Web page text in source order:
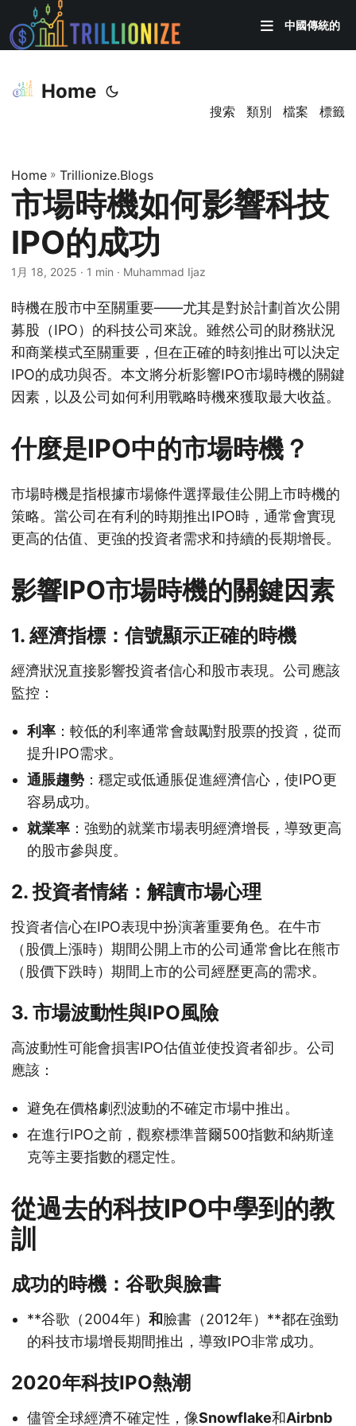
中國傳統的
Home
搜索 類別 檔案 標籤
Home » Trillionize.Blogs
市場時機如何影響科技
IPO的成功
1月 18, 2025 · 1 min · Muhammad Ijaz
時機在股市中至關重要——尤其是對於計劃首次公開
募股（IPO）的科技公司來說。雖然公司的財務狀況
和商業模式至關重要，但在正確的時刻推出可以決定
IPO的成功與否。本文將分析影響IPO市場時機的關鍵
因素，以及公司如何利用戰略時機來獲取最大收益。
什麼是IPO中的市場時機？
市場時機是指根據市場條件選擇最佳公開上市時機的
策略。當公司在有利的時期推出IPO時，通常會實現
更高的估值、更強的投資者需求和持續的長期增長。
影響IPO市場時機的關鍵因素
1. 經濟指標：信號顯示正確的時機
經濟狀況直接影響投資者信心和股市表現。公司應該
監控：
利率 ：較低的利率通常會鼓勵對股票的投資，從而
提升IPO需求。
通脹趨勢 ：穩定或低通脹促進經濟信心，使IPO更
容易成功。
就業率 ：強勁的就業市場表明經濟增長，導致更高
的股市參與度。
2.投資者情緒：解讀市場心理
投資者信心在IPO表現中扮演著重要角色。在牛市
（股價上漲時）期間公開上市的公司通常會比在熊市
（股價下跌時）期間上市的公司經歷更高的需求。
3. 市場波動性與IPO風險
高波動性可能會損害IPO估值並使投資者卻步。公司
應該：
避免在價格劇烈波動的不確定市場中推出。
在進行IPO之前，觀察標準普爾500指數和納斯達
克等主要指數的穩定性。
從過去的科技IPO中學到的教
訓
成功的時機：谷歌與臉書
**谷歌（2004年） 和臉書（2012年）**都在強勁
的科技市場增長期間推出，導致IPO非常成功。
2020年科技IPO熱潮
儘管全球經濟不確定性，像Snowflake和Airbnb